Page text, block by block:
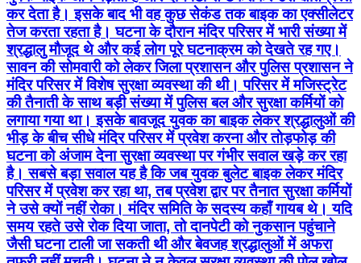
कर देता है। इसके बाद भी वह कुछ सेकंड तक बाइक का एक्सीलेटर
तेज करता रहता है। घटना के दौरान मंदिर परिसर में भारी संख्या में
श्रद्धालु मौजूद थे और कई लोग पूरे घटनाक्रम को देखते रह गए।
सावन की सोमवारी को लेकर जिला प्रशासन और पुलिस प्रशासन ने
मंदिर परिसर में विशेष सुरक्षा व्यवस्था की थी। परिसर में मजिस्ट्रेट
की तैनाती के साथ बड़ी संख्या में पुलिस बल और सुरक्षा कर्मियों को
लगाया गया था। इसके बावजूद युवक का बाइक लेकर श्रद्धालुओं की
भीड़ के बीच सीधे मंदिर परिसर में प्रवेश करना और तोड़फोड़ की
घटना को अंजाम देना सुरक्षा व्यवस्था पर गंभीर सवाल खड़े कर रहा
है। सबसे बड़ा सवाल यह है कि जब युवक बुलेट बाइक लेकर मंदिर
परिसर में प्रवेश कर रहा था, तब प्रवेश द्वार पर तैनात सुरक्षा कर्मियों
ने उसे क्यों नहीं रोका। मंदिर समिति के सदस्य कहाँ गायब थे। यदि
समय रहते उसे रोक दिया जाता, तो दानपेटी को नुकसान पहुंचाने
जैसी घटना टाली जा सकती थी और बेवजह श्रद्धालुओं में अफरा